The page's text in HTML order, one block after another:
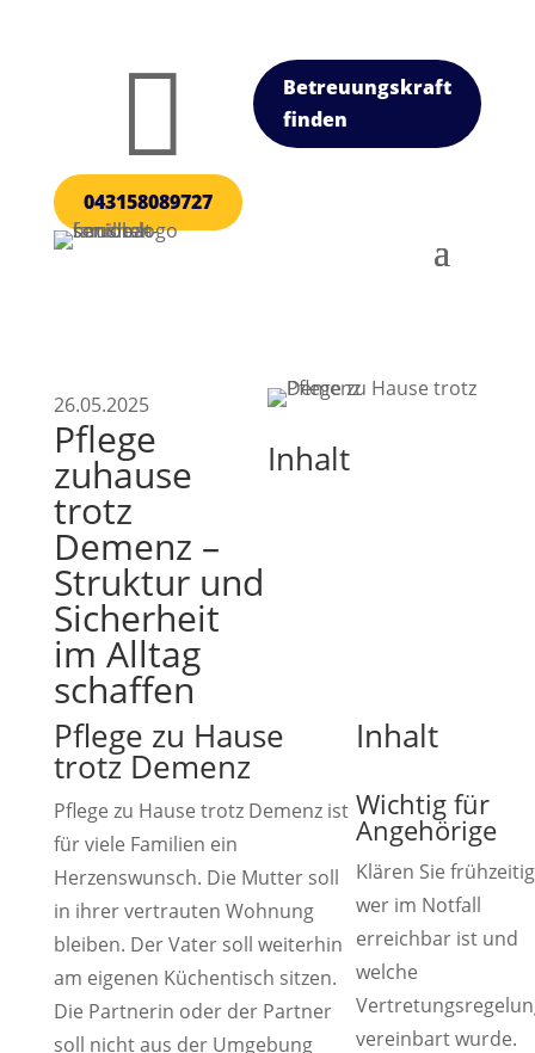

043158089727
Betreuungskraft
finden
26.05.2025
Pflege
zuhause
trotz
Demenz –
Struktur und
Sicherheit
im Alltag
schaffen
Inhalt
Pflege zu Hause
trotz Demenz
Pflege zu Hause trotz Demenz ist
für viele Familien ein
Herzenswunsch. Die Mutter soll
in ihrer vertrauten Wohnung
bleiben. Der Vater soll weiterhin
am eigenen Küchentisch sitzen.
Die Partnerin oder der Partner
soll nicht aus der Umgebung
Inhalt
Wichtig für
Angehörige
Klären Sie
wer im Notfall
erreichbar ist und
welche
vereinbart wurde.